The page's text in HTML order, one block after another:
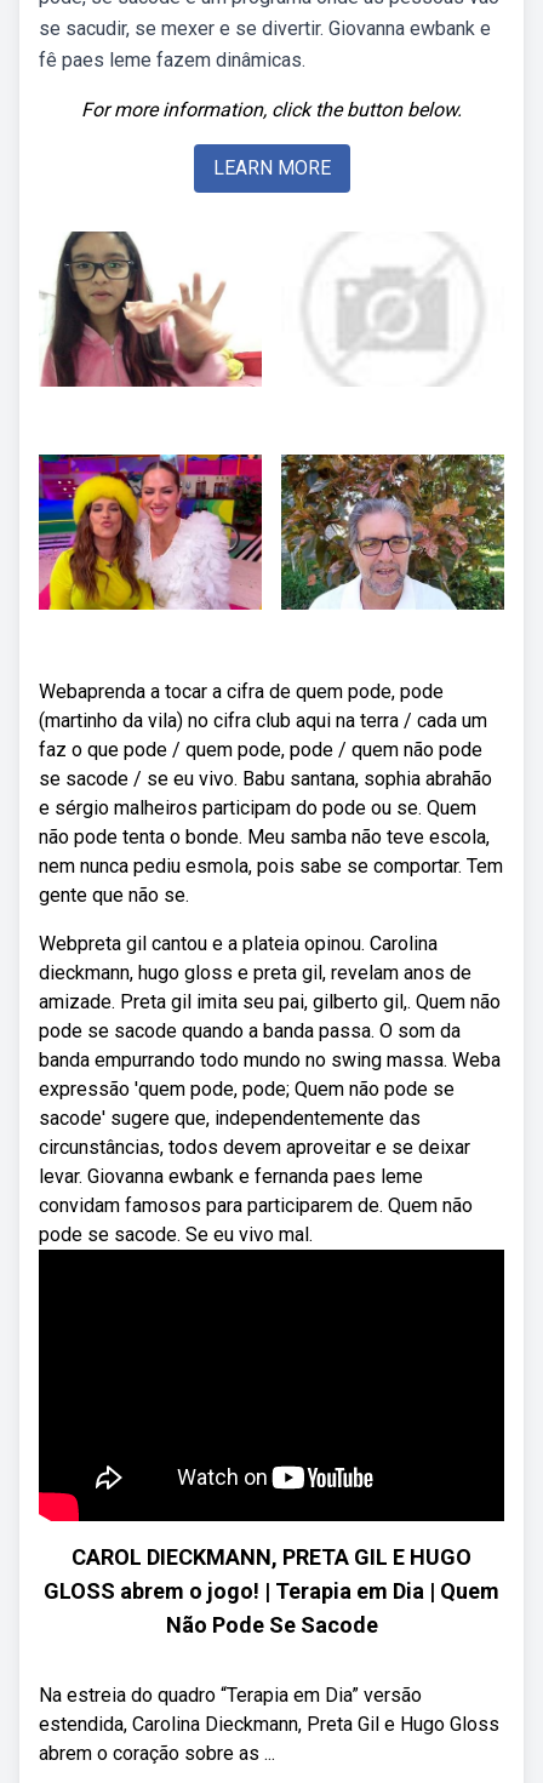
se sacudir, se mexer e se divertir. Giovanna ewbank e
fê paes leme fazem dinâmicas.
For more information, click the button below.
LEARN MORE
Webaprenda a tocar a cifra de quem pode, pode
(martinho da vila) no cifra club aqui na terra / cada um
faz o que pode / quem pode, pode / quem não pode
se sacode / se eu vivo. Babu santana, sophia abrahão
e sérgio malheiros participam do pode ou se. Quem
não pode tenta o bonde. Meu samba não teve escola,
nem nunca pediu esmola, pois sabe se comportar. Tem
gente que não se.
Webpreta gil cantou e a plateia opinou. Carolina
dieckmann, hugo gloss e preta gil, revelam anos de
amizade. Preta gil imita seu pai, gilberto gil,. Quem não
pode se sacode quando a banda passa. O som da
banda empurrando todo mundo no swing massa. Weba
expressão 'quem pode, pode; Quem não pode se
sacode' sugere que, independentemente das
circunstâncias, todos devem aproveitar e se deixar
levar. Giovanna ewbank e fernanda paes leme
convidam famosos para participarem de. Quem não
pode se sacode. Se eu vivo mal.
CAROL DIECKMANN, PRETA GIL E HUGO
GLOSS abrem o jogo! | Terapia em Dia | Quem
Não Pode Se Sacode
Na estreia do quadro “Terapia em Dia” versão
estendida, Carolina Dieckmann, Preta Gil e Hugo Gloss
abrem o coração sobre as ...